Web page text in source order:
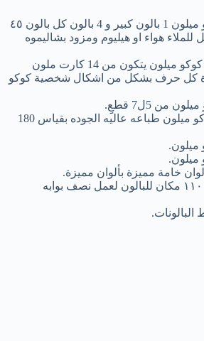
خماسي بالون كوكو ميلون 1 بالون كبير و 4 بالون كل بالون ٤٥
قابل للملاء هواء او هيليوم ومزود بشاليموه
فرع هابي بيرز داي كوكو ميلون يتكون من 14 كارت ملون
كل حرف بشكل من اشكال شخصية كوكو
من 5ل7 قطعِِ.
مفرش بلاستيك كوكو ميلون طباعه عاليه الجوده بقياس 180
شريط بالون ٥ متر ١١٠ مكان للبالون لعمل نصف بوابه